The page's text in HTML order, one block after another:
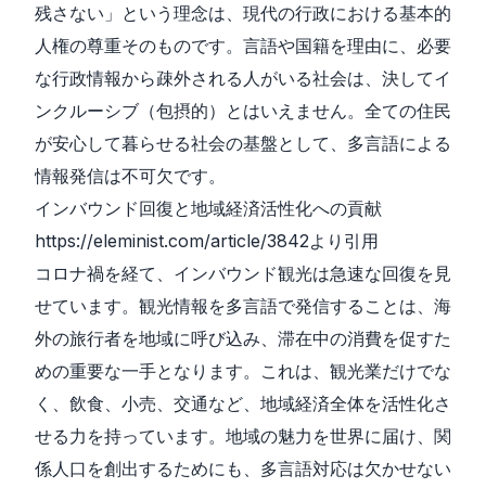
残さない」という理念は、現代の行政における基本的
人権の尊重そのものです。言語や国籍を理由に、必要
な行政情報から疎外される人がいる社会は、決してイ
ンクルーシブ（包摂的）とはいえません。全ての住民
が安心して暮らせる社会の基盤として、多言語による
情報発信は不可欠です。
インバウンド回復と地域経済活性化への貢献
https://eleminist.com/article/3842より引用
コロナ禍を経て、インバウンド観光は急速な回復を見
せています。観光情報を多言語で発信することは、海
外の旅行者を地域に呼び込み、滞在中の消費を促すた
めの重要な一手となります。これは、観光業だけでな
く、飲食、小売、交通など、地域経済全体を活性化さ
せる力を持っています。地域の魅力を世界に届け、関
係人口を創出するためにも、多言語対応は欠かせない